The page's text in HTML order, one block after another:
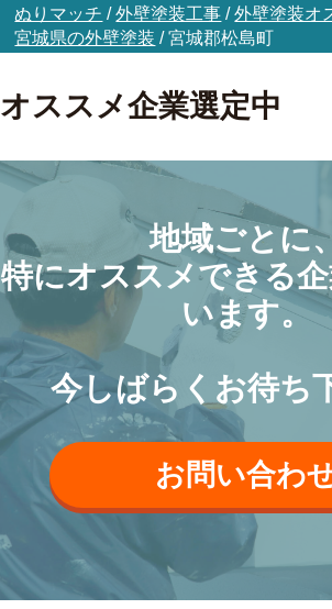
ぬりマッチ /外壁塗装工事 /外壁塗装オ
宮城県の外壁塗装 /宮城郡松島町
オススメ企業選定中
地域ごとに
特にオススメできる
います。
今しばらくお待ち
お問い合わ